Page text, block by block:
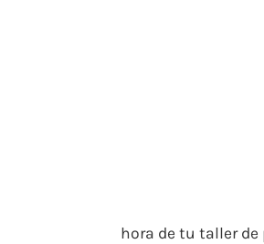
hora de tu taller de